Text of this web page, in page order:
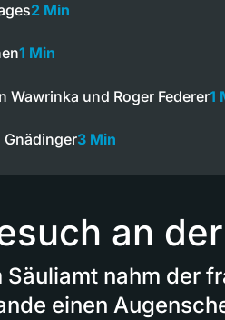
2 Min
1 Min
Wawrinka und Roger Federer1
3 Min
an
Säuliamt nahm der
einen